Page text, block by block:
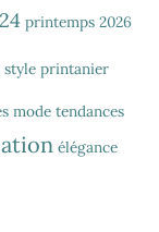
printemps 2026
style printanier
mode tendances
élégance